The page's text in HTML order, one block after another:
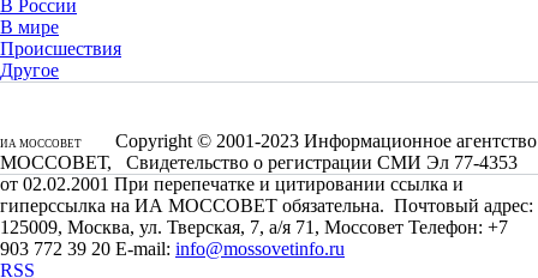
В России
В мире
Происшествия
Другое
ИА МОССОВЕТ
Copyright © 2001-2023 Информационное агентство
МОССОВЕТ, Свидетельство о регистрации СМИ Эл 77-4353
от 02.02.2001 При перепечатке и цитировании ссылка и
гиперссылка на ИА МОССОВЕТ обязательна. Почтовый адрес:
125009, Москва, ул. Тверская, 7, а/я 71, Моссовет Телефон: +7
903 772 39 20 E-mail: info@mossovetinfo.ru
RSS